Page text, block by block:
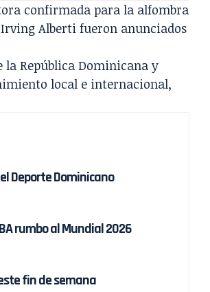
confirmada para la alfombra
Alberti fueron anunciados
la República Dominicana y
local e internacional,
Deporte Dominicano
rumbo al Mundial 2026
fin de semana